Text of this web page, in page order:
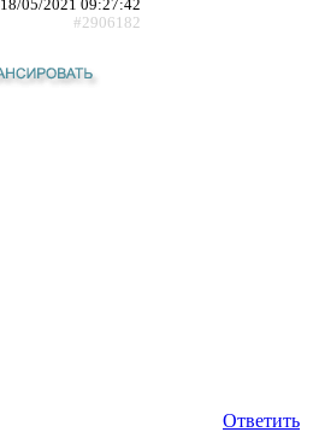
18/05/2021 09:27:42
#2906182
Ответить